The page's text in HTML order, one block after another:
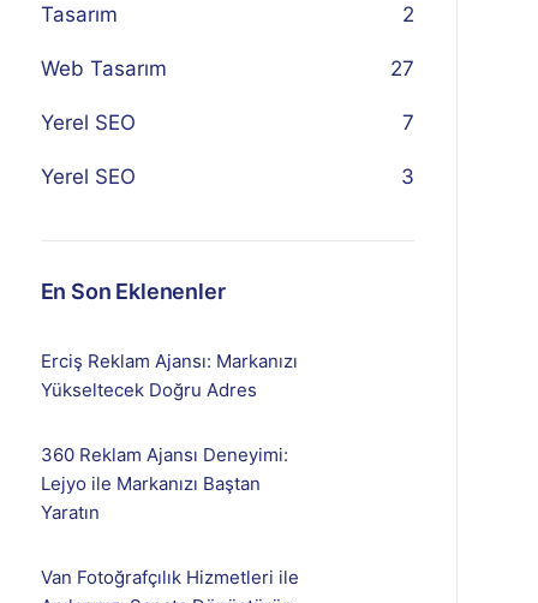
Tasarım 2
Web Tasarım 27
Yerel SEO 7
Yerel SEO 3
En Son Eklenenler
Erciş Reklam Ajansı: Markanızı
Yükseltecek Doğru Adres
360 Reklam Ajansı Deneyimi:
Lejyo ile Markanızı Baştan
Yaratın
Van Fotoğrafçılık Hizmetleri ile